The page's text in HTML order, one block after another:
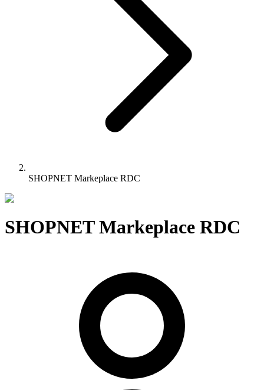
SHOPNET Markeplace RDC
SHOPNET Markeplace RDC